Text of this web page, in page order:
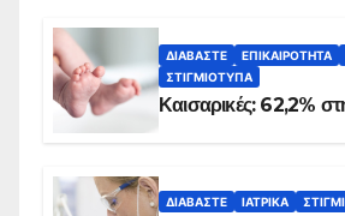
ΔΙΑΒΆΣΤΕ ΕΠΙΚΑΙΡΌΤΗΤΑ
ΣΤΙΓΜΙΌΤΥΠΑ
Καισαρικές: 62,2%
ΔΙΑΒΆΣΤΕ ΙΑΤΡΙΚΆ